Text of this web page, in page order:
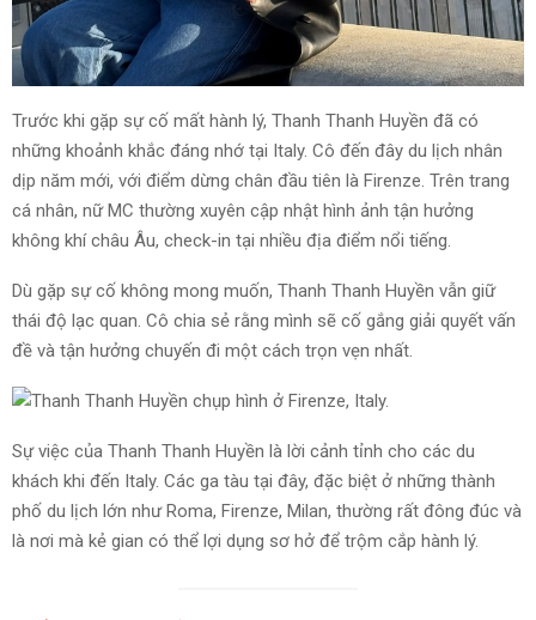
Trước khi gặp sự cố mất hành lý, Thanh Thanh Huyền đã có
những khoảnh khắc đáng nhớ tại Italy. Cô đến đây du lịch nhân
dịp năm mới, với điểm dừng chân đầu tiên là Firenze. Trên trang
cá nhân, nữ MC thường xuyên cập nhật hình ảnh tận hưởng
không khí châu Âu, check-in tại nhiều địa điểm nổi tiếng.
Dù gặp sự cố không mong muốn, Thanh Thanh Huyền vẫn giữ
thái độ lạc quan. Cô chia sẻ rằng mình sẽ cố gắng giải quyết vấn
đề và tận hưởng chuyến đi một cách trọn vẹn nhất.
Sự việc của Thanh Thanh Huyền là lời cảnh tỉnh cho các du
khách khi đến Italy. Các ga tàu tại đây, đặc biệt ở những thành
phố du lịch lớn như Roma, Firenze, Milan, thường rất đông đúc và
là nơi mà kẻ gian có thể lợi dụng sơ hở để trộm cắp hành lý.